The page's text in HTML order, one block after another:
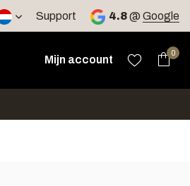
Support 4.8@ Google
resultaat te selecteren. Druk
Mijn account
0